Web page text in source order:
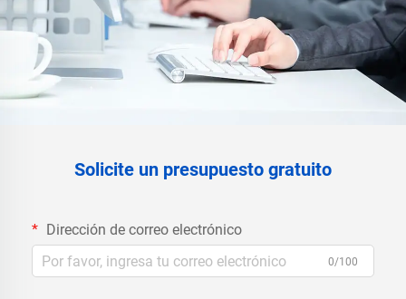
Solicite un presupuesto gratuito
Dirección de correo electrónico
0/100